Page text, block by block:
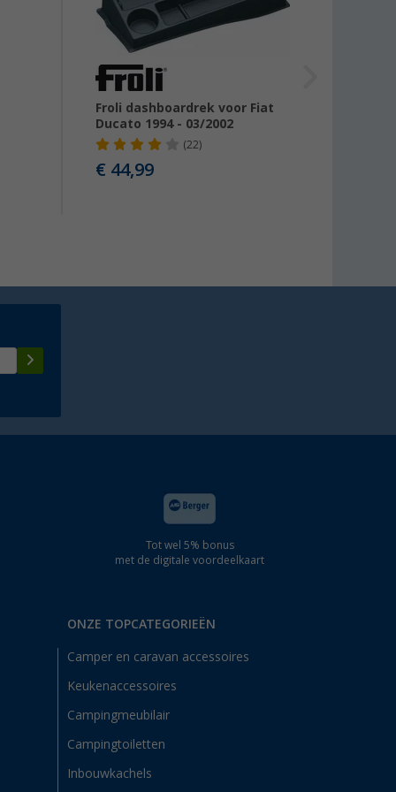
Froli dashboardrek voor Fiat
Ducato 1994 - 03/2002
(22)
€ 44,99
Tot wel 5% bonus
met de digitale voordeelkaart
ONZE TOPCATEGORIEËN
Camper en caravan accessoires
Keukenaccessoires
Campingmeubilair
Campingtoiletten
Inbouwkachels